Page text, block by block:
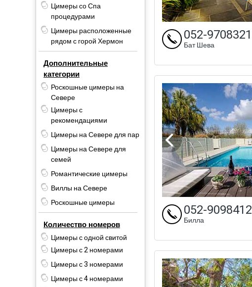
Цимеры со Спа
процедурами
Цимеры расположенные
рядом с горой Хермон
Дополнительные
категории
Роскошные цимеры на
Севере
Цимеры с
рекомендациями
Цимеры на Севере для пар
Цимеры на Севере для
семей
Романтические цимеры
Виллы на Севере
Роскошные цимеры
Количество номеров
Цимеры с одной свитой
Цимеры с 2 номерами
Цимеры с 3 номерами
Цимеры с 4 номерами
052-9708321
Бат Шева
052-9098412
Билла